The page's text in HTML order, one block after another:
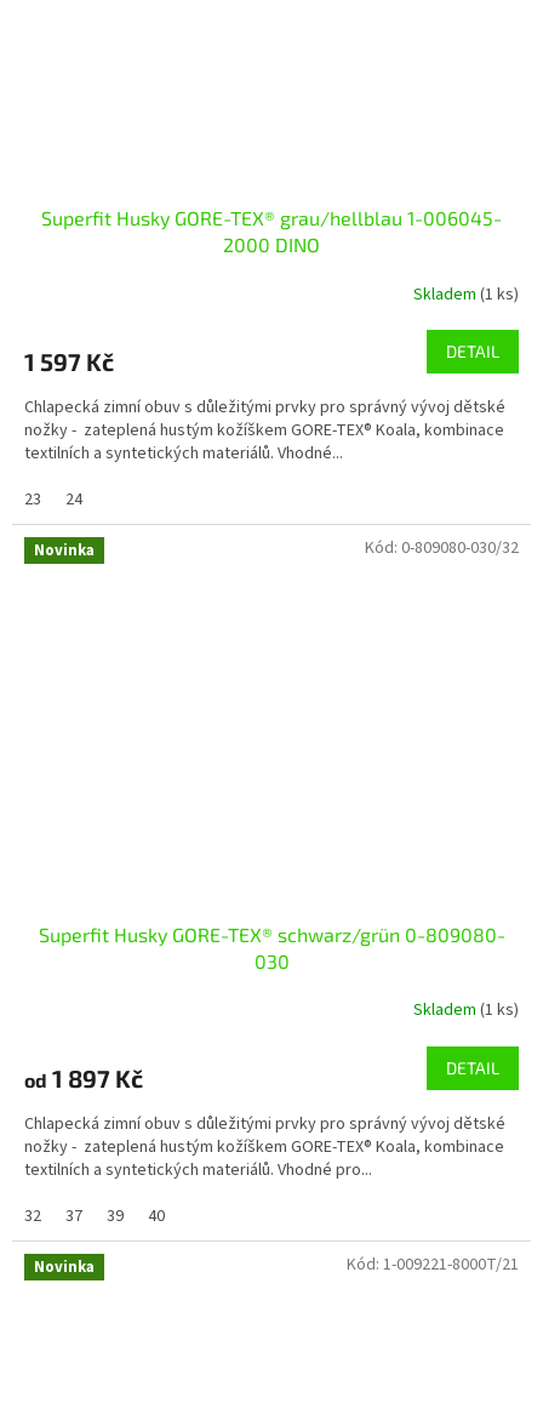
Superfit Husky GORE-TEX® grau/hellblau 1-006045-
2000 DINO
Skladem (1 ks)
1 597 Kč DETAIL
Chlapecká zimní obuv s důležitými prvky pro správný vývoj dětské
nožky - zateplená hustým kožíškem GORE-TEX® Koala, kombinace
textilních a syntetických materiálů. Vhodné...
23
24
Novinka
Superfit Husky GORE-TEX® schwarz/grün 0-809080-
030
Skladem (1 ks)
od 1 897 Kč DETAIL
Chlapecká zimní obuv s důležitými prvky pro správný vývoj dětské
nožky - zateplená hustým kožíškem GORE-TEX® Koala, kombinace
textilních a syntetických materiálů. Vhodné pro...
32
37 39 40
Kód: 0-809080-030/32
Novinka Kód: 1-009221-8000T/21